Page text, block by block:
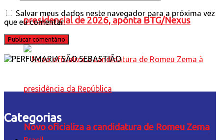
presidencial de 2026, aponta BTG/Nexus
Novo oficializa a candidatura de Romeu Zema
Salvar meus dados neste navegador para a próxima vez
que eu comentar.
Categorias